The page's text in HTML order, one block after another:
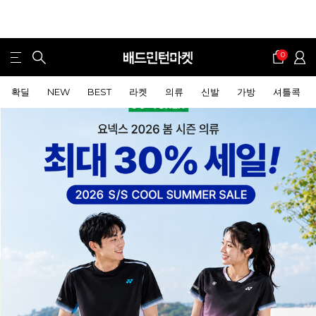
0
확딜 NEW BEST 라켓 의류 신발 가방 셔틀콕